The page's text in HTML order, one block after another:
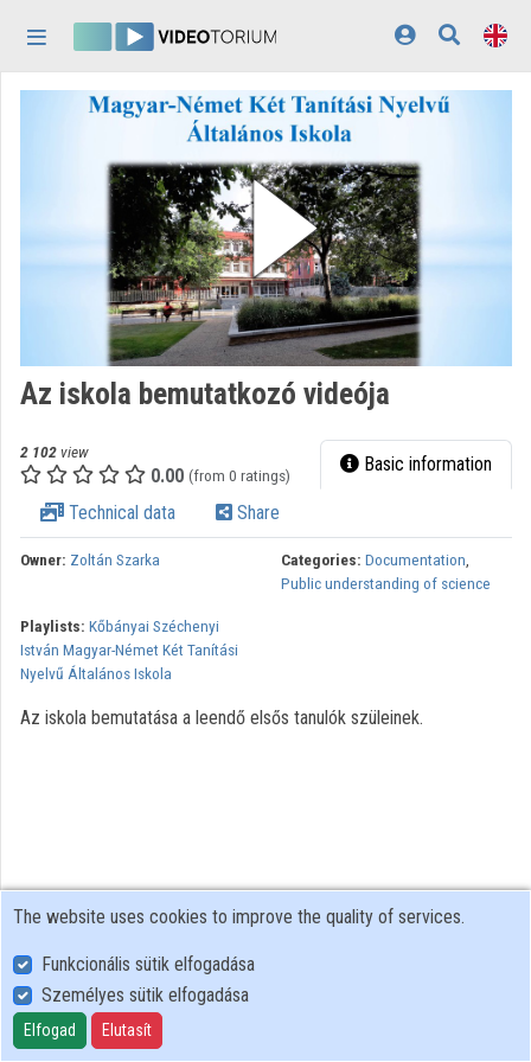
Categories
Organizations
Contributors
Appearance:
Az iskola bemutatkozó videója
2 102 view
0.00 (from 0 ratings) Basic information
Technical data Share
Owner: Zoltán Szarka Categories: Documentation,
Public understanding of science
Playlists: Kőbányai Széchenyi
István Magyar-Német Két Tanítási
Nyelvű Általános Iskola
Az iskola bemutatása a leendő elsős tanulók szüleinek.
User Policy
Adatkezelési tájékoztató (en)
Cookie Policy
The website uses cookies to improve the quality of services.
Funkcionális sütik elfogadása
Személyes sütik elfogadása
Elfogad Elutasít